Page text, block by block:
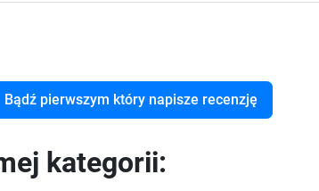
Bądź pierwszym który napisze recenzję
kategorii: